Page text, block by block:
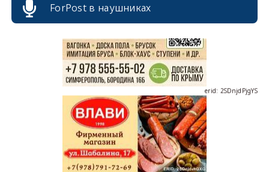
ForPost в наушниках
erid: 2SDnjdvhGXG